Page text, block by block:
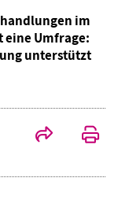
im
eine Umfrage:
unterstützt